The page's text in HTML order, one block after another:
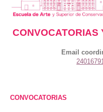
CONVOCATORIAS
Email
CONVOCATORIAS